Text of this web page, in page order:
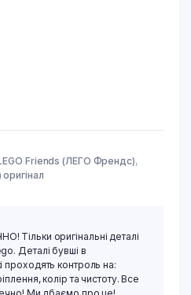
Friends (ЛЕГО Френдс),
Тільки оригінальні деталі
Деталі бувші в
проходять контроль на:
колір та чистоту. Все